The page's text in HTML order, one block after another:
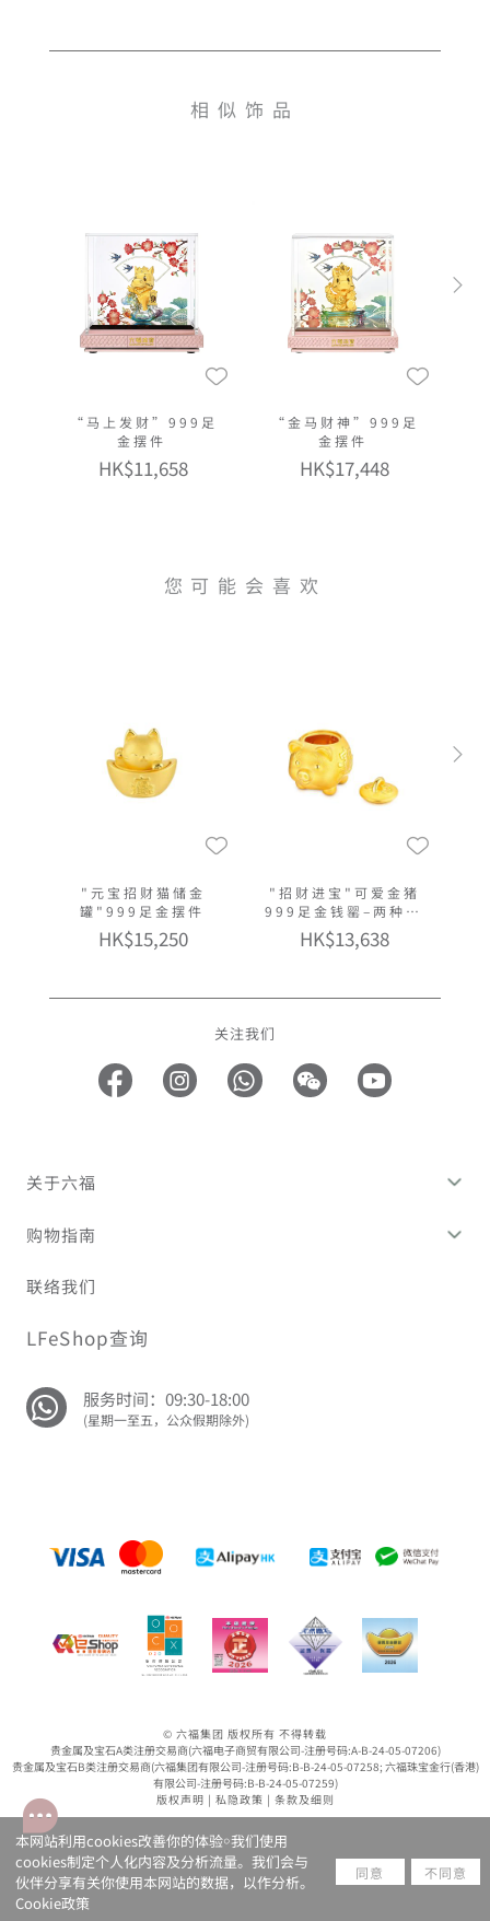
相似饰品
“马上发财”999足
金摆件
HK$11,658
“金马财神”999足
金摆件
HK$17,448
您可能会喜欢
"元宝招财猫储金
罐"999足金摆件
HK$15,250
"招财进宝"可爱金猪
999足金钱罂–两种大
小选择
HK$13,638
关注我们
关于六福
购物指南
联络我们
LFeShop查询
服务时间：09:30-18:00
(星期一至五，公众假期除外)
© 六福集团 版权所有 不得转载
贵金属及宝石A类注册交易商(六福电子商贸有限公司-注册号码:A-B-24-05-07206)
贵金属及宝石B类注册交易商(六福集团有限公司-注册号码:B-B-24-05-07258; 六福珠宝金行(香港)
有限公司-注册号码:B-B-24-05-07259)
版权声明 | 私隐政策 | 条款及细则
本网站利用cookies改善你的体验￮我们使用
cookies制定个人化内容及分析流量。我们会与
伙伴分享有关你使用本网站的数据，以作分析。
Cookie政策
同意 不同意